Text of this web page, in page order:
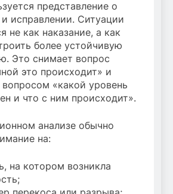
представление о
исправлении. Ситуации
не как наказание, а как
более устойчивую
Это снимает вопрос
это происходит» и
вопросом «какой уровень
и что с ним происходит».
анализе обычно
на:
на котором возникла